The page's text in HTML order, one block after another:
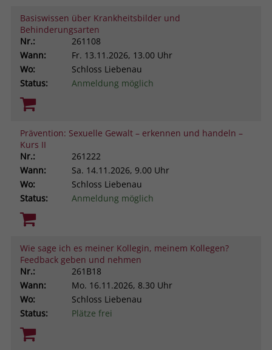
Basiswissen über Krankheitsbilder und
Behinderungsarten
Nr.:
261108
Wann:
Fr. 13.11.2026, 13.00 Uhr
Wo:
Schloss Liebenau
Status:
Anmeldung möglich
Prävention: Sexuelle Gewalt – erkennen und handeln –
Kurs II
Nr.:
261222
Wann:
Sa. 14.11.2026, 9.00 Uhr
Wo:
Schloss Liebenau
Status:
Anmeldung möglich
Wie sage ich es meiner Kollegin, meinem Kollegen?
Feedback geben und nehmen
Nr.:
261B18
Wann:
Mo. 16.11.2026, 8.30 Uhr
Wo:
Schloss Liebenau
Status:
Plätze frei